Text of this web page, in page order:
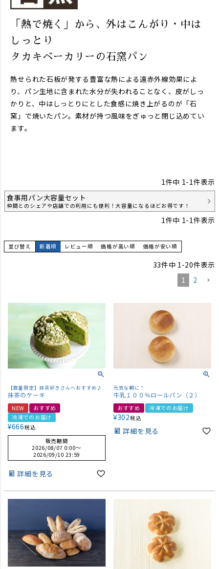
「熱で焼く」から、外はこんがり・中は
しっとり
タカキベーカリーの石窯パン
熱せられた石板が発する豊富な熱による遠赤外線効果によ
り、パン生地に含まれた水分が失われることなく、皮がしっ
かりと、中はしっとりにとした食感に焼き上がるのが「石
窯」で焼いたパン。素材が持つ風味をぎゅっと閉じ込めてい
ます。
1件中 1-1件表示
食事用パン大容量セット
仲間とのシェアや店舗での利用にも便利！大容量になるほどお得です！
1件中 1-1件表示
並び替え 新着順 レビュー順 価格が高い順 価格が安い順
33件中 1-20件表示
1
2
【数量限定】抹茶好きさんへおすすめ♪
抹茶のケーキ
NEW
おすすめ
冷凍でのお届け
¥666税込
販売期間
2026/08/07 0:00〜
2026/09/10 23:59
詳細を見る
元気な朝に！
牛乳１００％ロールパン（２）
おすすめ 冷凍でのお届け
¥302税込
詳細を見る